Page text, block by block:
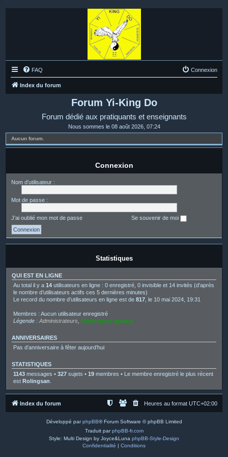
FAQ Connexion
Index du forum
Forum Yi-King Do
Forum dédié aux pratiquants et enseignants
Nous sommes le 08 août 2026, 07:24
Aucun forum.
Connexion
Nom d’utilisateur :
Mot de passe :
J’ai oublié mon mot de passe Se souvenir de moi
Statistiques
QUI EST EN LIGNE
Au total il y a 14 utilisateurs en ligne : 0 enregistré, 0 invisible et 14 invités (d’après
le nombre d’utilisateurs actifs ces 5 dernières minutes)
Le record du nombre d’utilisateurs en ligne est de 817 , le 10 mai 2024, 19:31
Membres : Aucun utilisateur enregistré
Légende : Administrateurs Modérateurs globaux
ANNIVERSAIRES
Pas d’anniversaire à fêter aujourd’hui
STATISTIQUES
1143 messages • 327 sujets • 19 membres • Le membre enregistré le plus récent
est Rolingsan
Index du forum Heures au format UTC+02:00
Développé parphpBB® Forum Software © phpBB Limited
Traduit parphpBB-fr.com
Style: Multi Design by Joyce&Luna phpBB-Style-Design
Confidentialité | Conditions